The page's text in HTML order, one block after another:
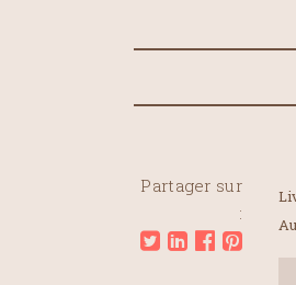
Partager sur
: